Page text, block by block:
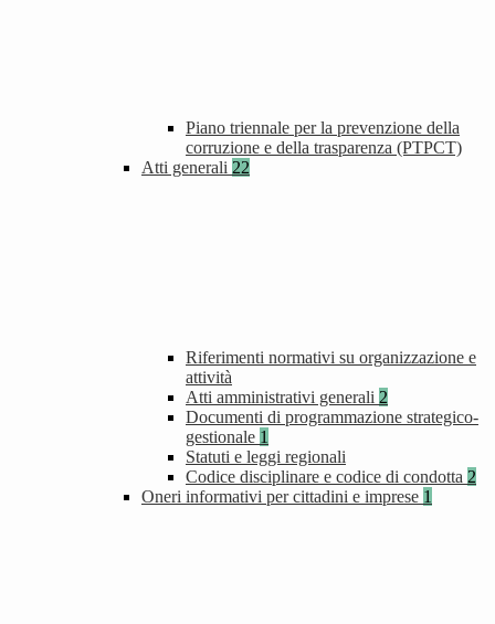
Piano triennale per la prevenzione della
corruzione e della trasparenza (PTPCT)
Atti generali 22
Riferimenti normativi su organizzazione e
attività
Atti amministrativi generali 2
Documenti di programmazione strategico-
gestionale 1
Statuti e leggi regionali
Codice disciplinare e codice di condotta 2
Oneri informativi per cittadini e imprese 1